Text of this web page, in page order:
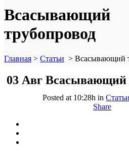
Всасывающий
трубопровод
Главная > Статьи > Всасывающий
03 Авг Всасывающий
Posted at 10:28h inСтатьи
Share